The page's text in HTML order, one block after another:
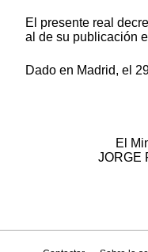
El presente real
al de su publicación
Dado en Madrid, el
El
JORGE